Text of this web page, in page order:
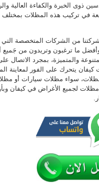
ذوى الخبرة والكفاءة العالية
في تركيب هذه المظلات بمختلف
من الشركات المتخصصة التي
ما ترغبون وتريدون من جَميع
والمتميزة، بمجرد الاتصال
كيفان يتحرك على الفور لمعاينة
سواء مظلات سيارات أو
مظلات لجميع الأغراض في كيفان